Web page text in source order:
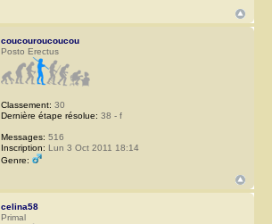
coucouroucoucou
Posto Erectus
Classement: 30
Dernière étape résolue: 38 - f
Messages: 516
Inscription: Lun 3 Oct 2011 18:14
Genre:
celina58
Primal